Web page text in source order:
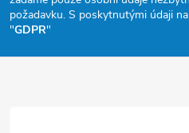
a
t
požadavku. S poskytnutými údaji
"GDPR"